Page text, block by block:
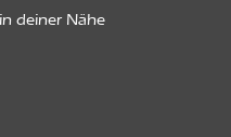
deiner Nähe